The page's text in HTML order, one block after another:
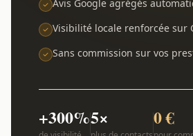
Avis Google agrégés
Visibilité locale renforcée sur
Sans commission sur vos
+300%5× 0 €